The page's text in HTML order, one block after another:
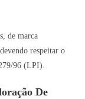
de marca
respeitar o
96 (LPI).
De